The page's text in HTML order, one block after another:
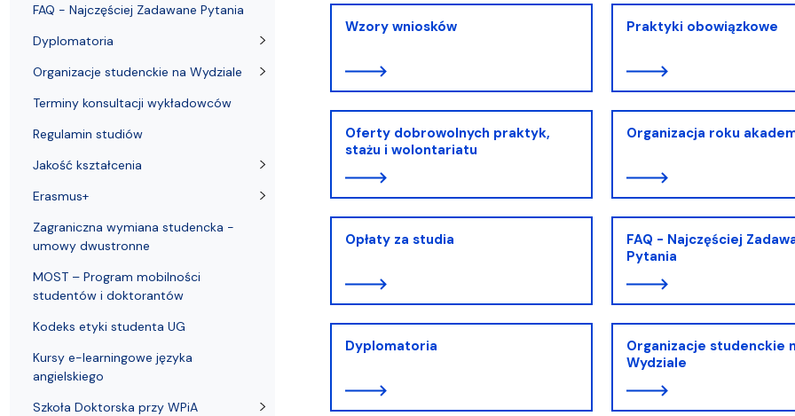
Wzory wniosków Praktyki obowiązkowe
Oferty dobrowolnych praktyk,
stażu i wolontariatu
Organizacja roku
Opłaty za studia
FAQ - Najczęściej
Pytania
Dyplomatoria
Organizacje studenckie
Wydziale
FAQ - Najczęściej Zadawane Pytania
Dyplomatoria
Organizacje studenckie na Wydziale
Terminy konsultacji wykładowców
Regulamin studiów
Jakość kształcenia
Erasmus+
Zagraniczna wymiana studencka -
umowy dwustronne
MOST – Program mobilności
studentów i doktorantów
Kodeks etyki studenta UG
Kursy e-learningowe języka
angielskiego
Szkoła Doktorska przy WPiA